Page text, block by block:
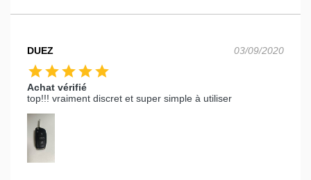
DUEZ 03/09/2020
starstarstarstarstar
Achat vérifié
top!!! vraiment discret et super simple à utiliser